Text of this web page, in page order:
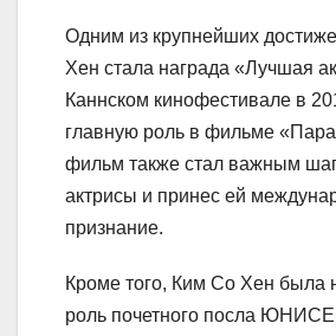
Одним из крупнейших
Хен стала награда «Лучшая
Каннском кинофестивале в
главную роль в фильме
фильм также стал важным
актрисы и принес ей
признание.
Кроме того, Ким Со Хен была
роль почетного посла